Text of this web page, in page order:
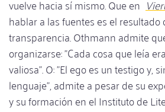
vuelve hacia sí mismo. Que en
hablar a las fuentes es el
transparencia. Othmann admite
organizarse: "Cada cosa que leía
valiosa". O: "El ego es un testigo y,
lenguaje", admite a pesar de su
y su formación en el Instituto de